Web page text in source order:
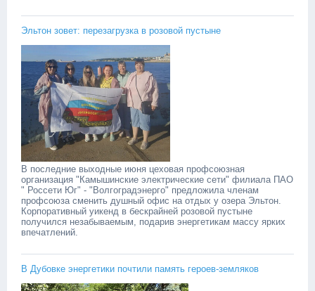
Эльтон зовет: перезагрузка в розовой пустыне
В последние выходные июня цеховая профсоюзная
организация "Камышинские электрические сети" филиала ПАО
" Россети Юг" - "Волгоградэнерго" предложила членам
профсоюза сменить душный офис на отдых у озера Эльтон.
‎Корпоративный уикенд в бескрайней розовой пустыне
получился незабываемым, подарив энергетикам массу ярких
впечатлений. ‎ ‎
В Дубовке энергетики почтили память героев-земляков